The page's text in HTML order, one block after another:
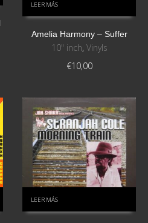
LEER MÁS
Amelia Harmony – Suffer
10" inch, Vinyls
€10,00
LEER MÁS